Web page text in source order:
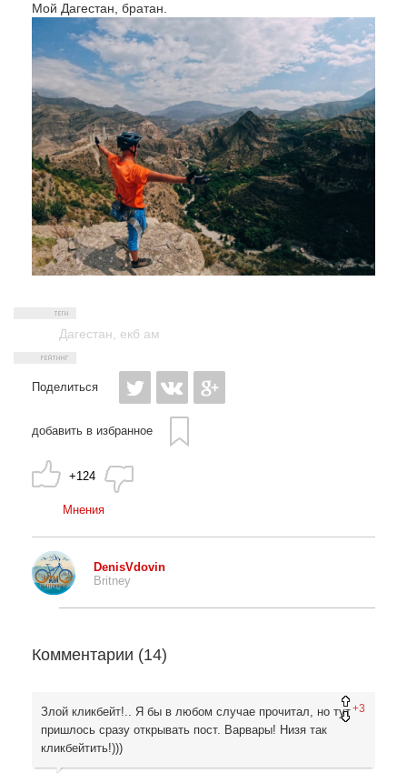
Мой Дагестан, братан.
Дагестан екб ам
Поделиться
добавить в избранное
+124
Мнения
DenisVdovin
Britney
Комментарии (14)
+3
Злой кликбейт!.. Я бы в любом случае прочитал, но тут
пришлось сразу открывать пост. Варвары! Низя так
кликбейтить!)))